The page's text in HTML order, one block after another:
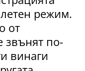
режим.
от
звънят по-
винаги